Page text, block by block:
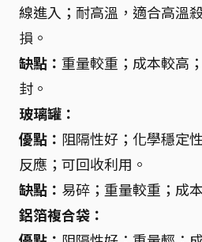
線進入；耐高溫，適合高溫
損。
缺點： 重量較重；成本較高
封。
玻璃罐：
優點： 阻隔性好；化學穩定
反應；可回收利用。
缺點： 易碎；重量較重；成
鋁箔複合袋：